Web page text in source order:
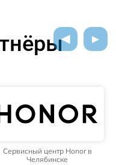
Сервисный центр Honor в
Челябинске